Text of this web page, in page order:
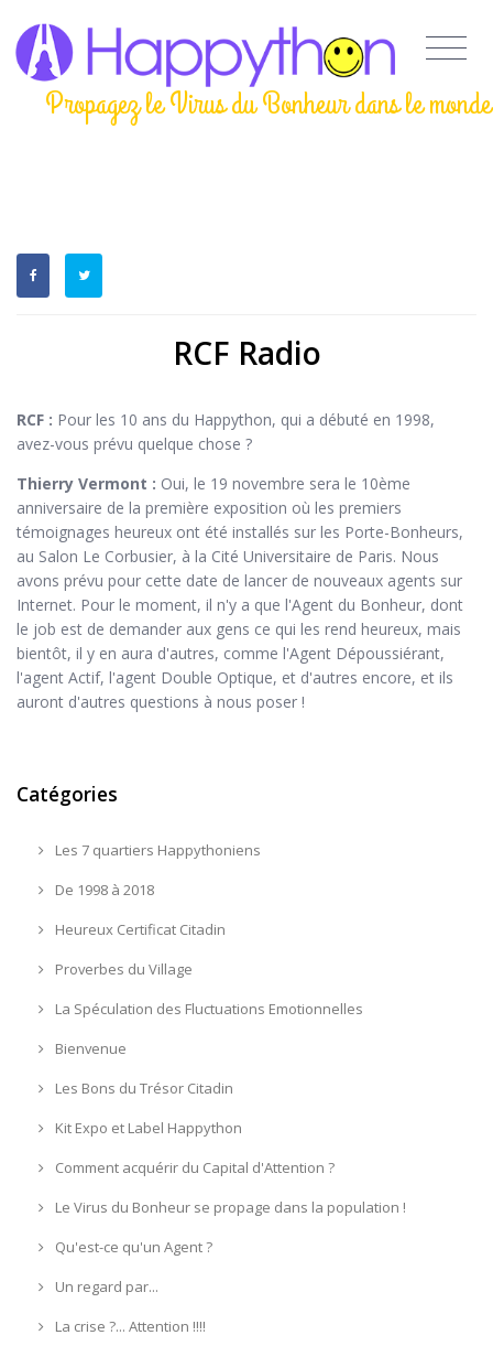
Propagez le Virus du Bonheur dans le monde
RCF Radio
RCF : Pour les 10 ans du Happython, qui a débuté en 1998,
avez-vous prévu quelque chose ?
Thierry Vermont : Oui, le 19 novembre sera le 10ème
anniversaire de la première exposition où les premiers
témoignages heureux ont été installés sur les Porte-Bonheurs,
au Salon Le Corbusier, à la Cité Universitaire de Paris. Nous
avons prévu pour cette date de lancer de nouveaux agents sur
Internet. Pour le moment, il n'y a que l'Agent du Bonheur, dont
le job est de demander aux gens ce qui les rend heureux, mais
bientôt, il y en aura d'autres, comme l'Agent Dépoussiérant,
l'agent Actif, l'agent Double Optique, et d'autres encore, et ils
auront d'autres questions à nous poser !
Catégories
Les 7 quartiers Happythoniens
De 1998 à 2018
Heureux Certificat Citadin
Proverbes du Village
La Spéculation des Fluctuations Emotionnelles
Bienvenue
Les Bons du Trésor Citadin
Kit Expo et Label Happython
Comment acquérir du Capital d'Attention ?
Le Virus du Bonheur se propage dans la population !
Qu'est-ce qu'un Agent ?
Un regard par...
La crise ?... Attention !!!!